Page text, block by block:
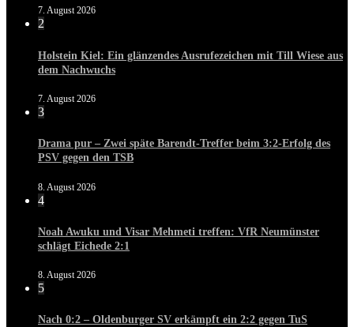
7. August 2026
2
Holstein Kiel: Ein glänzendes Ausrufezeichen mit Till Wiese aus
dem Nachwuchs
7. August 2026
3
Drama pur – Zwei späte Barendt-Treffer beim 3:2-Erfolg des
PSV gegen den TSB
8. August 2026
4
Noah Awuku und Visar Mehmeti treffen: VfR Neumünster
schlägt Eichede 2:1
8. August 2026
5
Nach 0:2 – Oldenburger SV erkämpft ein 2:2 gegen TuS